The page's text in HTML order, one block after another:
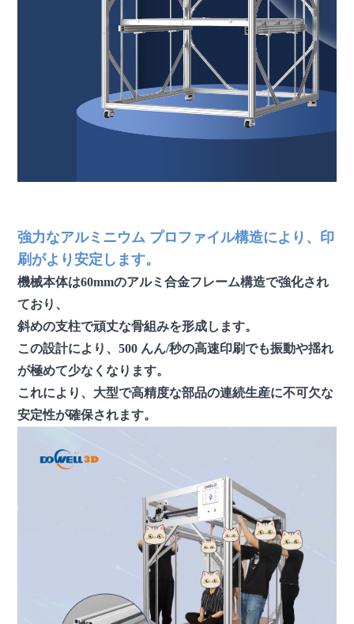
強力なアルミニウム プロファイル構造により、印
刷がより安定します。
機械本体は60mmのアルミ合金フレーム構造で強化され
ており、
斜めの支柱で頑丈な骨組みを形成します。
この設計により、500 んん/秒の高速印刷でも振動や揺れ
が極めて少なくなります。
これにより、大型で高精度な部品の連続生産に不可欠な
安定性が確保されます。